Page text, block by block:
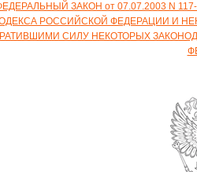
ФЕДЕРАЛЬНЫЙ ЗАКОН от 07.07.2003 N
РОССИЙСКОЙ ФЕДЕРАЦИИ И
СИЛУ НЕКОТОРЫХ